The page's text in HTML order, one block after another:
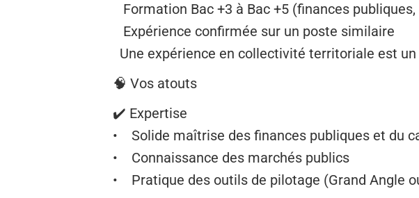
Formation Bac +3 à Bac +5 (finances
Expérience confirmée sur un poste similaire
Une expérience en collectivité territoriale est
🧠 Vos atouts
✔️ Expertise
• Solide maîtrise des finances publiques et du
• Connaissance des marchés publics
• Pratique des outils de pilotage (Grand Angle